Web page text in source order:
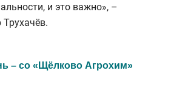
и это важно», –
– со «Щёлково Агрохим»